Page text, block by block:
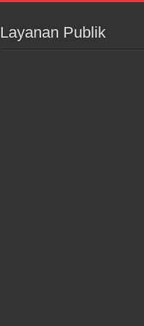
Layanan Publik